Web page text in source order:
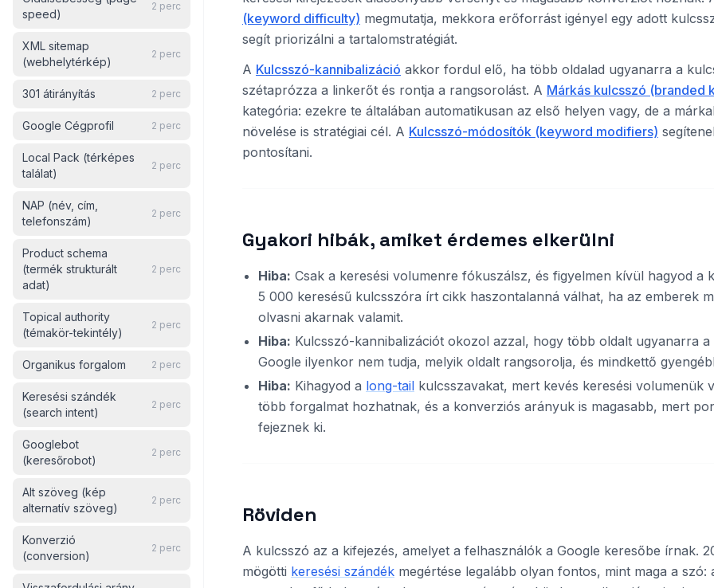
speed)
2 perc
XML sitemap
(webhelytérkép)
2 perc
301 átirányítás 2 perc
Google Cégprofil 2 perc
Local Pack (térképes
találat)
2 perc
NAP (név, cím,
telefonszám)
2 perc
Product schema
(termék strukturált
adat)
2 perc
Topical authority
(témakör-tekintély)
2 perc
Organikus forgalom 2 perc
Keresési szándék
(search intent)
2 perc
Googlebot
(keresőrobot)
2 perc
Alt szöveg (kép
alternatív szöveg)
2 perc
Konverzió
(conversion)
2 perc
(keyword difficulty) megmutatja, mekkora erőforrást igényel egy adott
segít priorizálni a tartalomstratégiát.
A Kulcsszó-kannibalizáció akkor fordul elő, ha több oldalad ugyanarra a
szétaprózza a linkerőt és rontja a rangsorolást. A Márkás kulcsszó (branded
kategória: ezekre te általában automatikusan az első helyen vagy, de a
növelése is stratégiai cél. A Kulcsszó-módosítók (keyword modifiers)
pontosítani.
Gyakori hibák, amiket érdemes elkerülni
Hiba: Csak a keresési volumenre fókuszálsz, és figyelmen kívül hagyod a
5 000 keresésű kulcsszóra írt cikk haszontalanná válhat, ha az emberek
olvasni akarnak valamit.
Hiba: Kulcsszó-kannibalizációt okozol azzal, hogy több oldalt ugyanarra
Google ilyenkor nem tudja, melyik oldalt rangsorolja, és mindkettő
Hiba: Kihagyod a long-tail kulcsszavakat, mert kevés keresési volumenük
több forgalmat hozhatnak, és a konverziós arányuk is magasabb, mert
fejeznek ki.
Röviden
A kulcsszó az a kifejezés, amelyet a felhasználók a Google keresőbe írnak.
mögötti keresési szándék megértése legalább olyan fontos, mint maga a szó: